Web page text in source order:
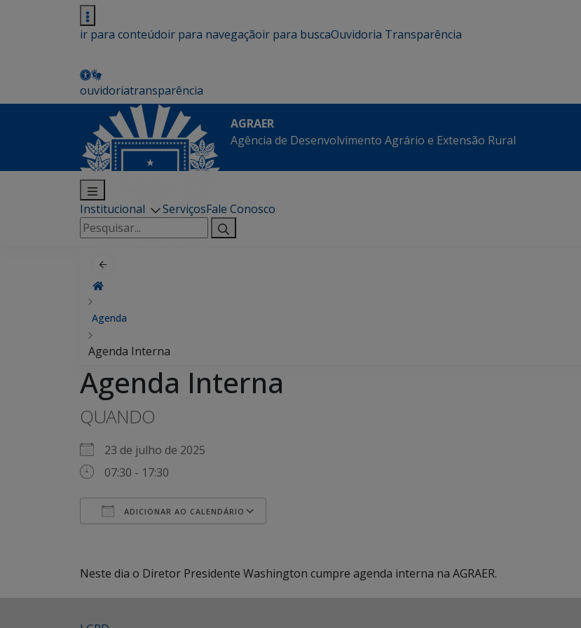
ir para conteúdoir para navegaçãoir para buscaOuvidoria Transparência
ouvidoriatransparência
AGRAER
Agência de Desenvolvimento Agrário e Extensão Rural
Institucional ServiçosFale Conosco
Pesquisar
por:
Agenda
Agenda Interna
Agenda Interna
QUANDO
23 de julho de 2025
07:30 - 17:30
ADICIONAR AO CALENDÁRIO
Neste dia o Diretor Presidente Washington cumpre agenda interna na AGRAER.